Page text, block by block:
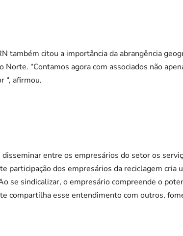
também citou a importância da abrangência
Norte. “Contamos agora com associados não
“, afirmou.
entre os empresários do setor os
participação dos empresários da reciclagem cria
se sindicalizar, o empresário compreende o
compartilha esse entendimento com outros,